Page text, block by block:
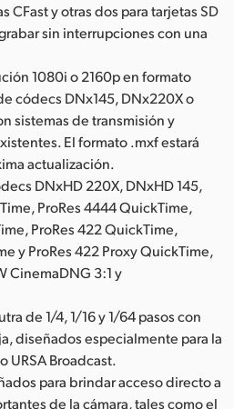
CFast y otras dos para tarjetas SD
sin interrupciones con una
1080i o 2160p en formato
códecs DNx145, DNx220X o
sistemas de transmisión y
El formato .mxf estará
actualización.
DNxHD 220X, DNxHD 145,
ProRes 4444 QuickTime,
ProRes 422 QuickTime,
y ProRes 422 Proxy QuickTime,
CinemaDNG 3:1 y
de 1/4, 1/16 y 1/64 pasos con
diseñados especialmente para la
URSA Broadcast.
para brindar acceso directo a
de la cámara, tales como el